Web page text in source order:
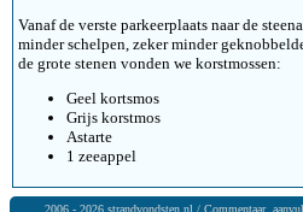
Vanaf de verste parkeerplaats naar de
minder schelpen, zeker minder
de grote stenen vonden we korstmossen:
Geel kortsmos
Grijs korstmos
Astarte
1 zeeappel
2006 - 2026 strandvondsten.nl / Commentaar,